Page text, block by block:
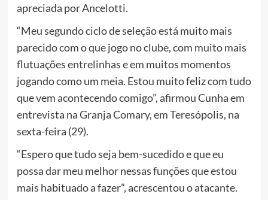
apreciada por Ancelotti.
“Meu segundo ciclo de seleção está muito mais
parecido com o que jogo no clube, com muito mais
flutuações entrelinhas e em muitos momentos
jogando como um meia. Estou muito feliz com tudo
que vem acontecendo comigo”, afirmou Cunha em
entrevista na Granja Comary, em Teresópolis, na
sexta-feira (29).
“Espero que tudo seja bem-sucedido e que eu
possa dar meu melhor nessas funções que estou
mais habituado a fazer”, acrescentou o atacante.